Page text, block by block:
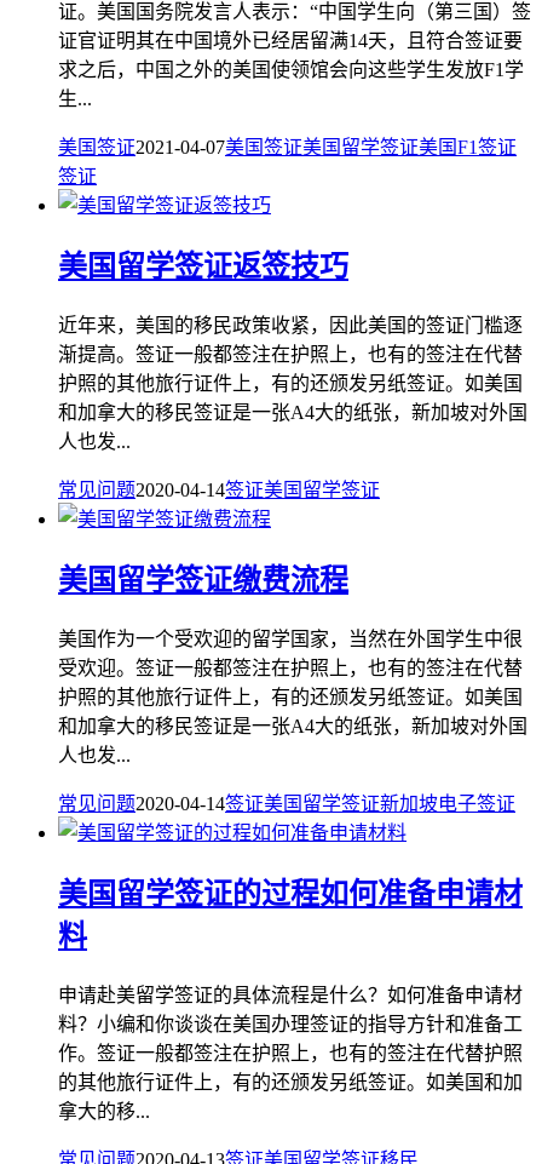
证。美国国务院发言人表示：“中国学生向（第三国）签
证官证明其在中国境外已经居留满14天，且符合签证要
求之后，中国之外的美国使领馆会向这些学生发放F1学
生...
美国签证2021-04-07美国签证美国留学签证美国F1签证
签证
美国留学签证返签技巧
近年来，美国的移民政策收紧，因此美国的签证门槛逐
渐提高。签证一般都签注在护照上，也有的签注在代替
护照的其他旅行证件上，有的还颁发另纸签证。如美国
和加拿大的移民签证是一张A4大的纸张，新加坡对外国
人也发...
常见问题2020-04-14签证美国留学签证
美国留学签证缴费流程
美国作为一个受欢迎的留学国家，当然在外国学生中很
受欢迎。签证一般都签注在护照上，也有的签注在代替
护照的其他旅行证件上，有的还颁发另纸签证。如美国
和加拿大的移民签证是一张A4大的纸张，新加坡对外国
人也发...
常见问题2020-04-14签证美国留学签证新加坡电子签证
美国留学签证的过程如何准备申请材
料
申请赴美留学签证的具体流程是什么？如何准备申请材
料？小编和你谈谈在美国办理签证的指导方针和准备工
作。签证一般都签注在护照上，也有的签注在代替护照
的其他旅行证件上，有的还颁发另纸签证。如美国和加
拿大的移...
常见问题2020-04-13签证美国留学签证移民